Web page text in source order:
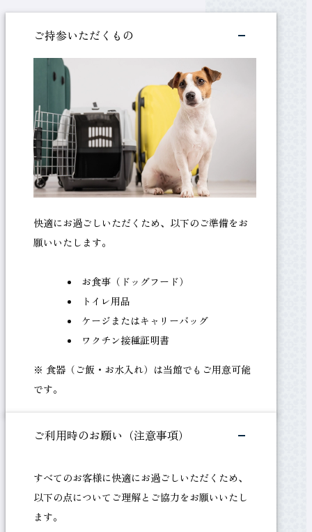
ル
ム
ご持参いただくもの
快適にお過ごしいただくため、以下のご準備をお
願いいたします。
お食事（ドッグフード）
トイレ用品
ケージまたはキャリーバッグ
ワクチン接種証明書
※ 食器（ご飯・お水入れ）は当館でもご用意可能
です。
ご利用時のお願い（注意事項）
すべてのお客様に快適にお過ごしいただくため、
以下の点についてご理解とご協力をお願いいたし
ます。
ト
ペット同伴可のお部屋のご予約はこちら